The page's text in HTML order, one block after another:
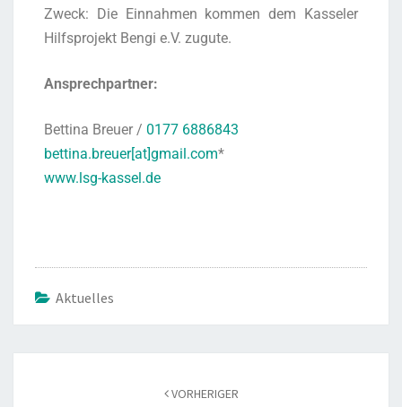
Zweck: Die Ein­nah­men kom­men dem Kas­se­ler
Hilfs­pro­jekt Ben­gi e.V. zugute.
Ansprech­part­ner:
Bet­ti­na Breu­er / 0177 6886843
bettina.breuer[at]gmail.com*
www.lsg-kassel.de
Aktuelles
VORHERIGER